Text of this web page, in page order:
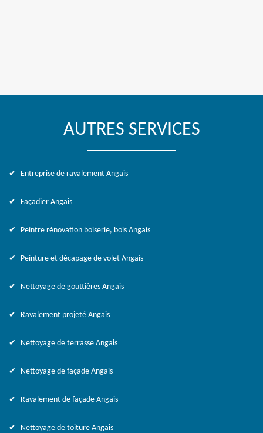
AUTRES SERVICES
Entreprise de ravalement Angais
Façadier Angais
Peintre rénovation boiserie, bois Angais
Peinture et décapage de volet Angais
Nettoyage de gouttières Angais
Ravalement projeté Angais
Nettoyage de terrasse Angais
Nettoyage de façade Angais
Ravalement de façade Angais
Nettoyage de toiture Angais